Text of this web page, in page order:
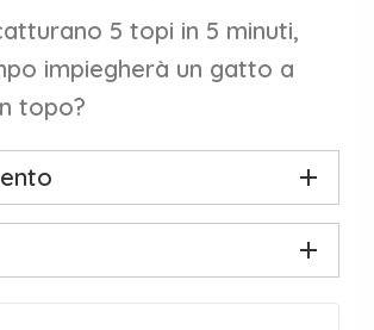
5 topi in 5 minuti,
impiegherà un gatto a
topo?